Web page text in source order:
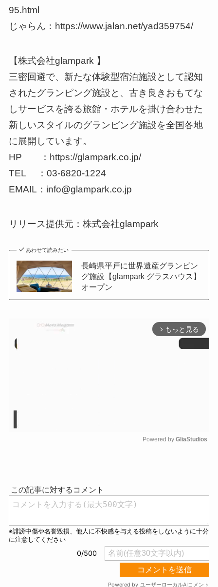
95.html
じゃらん：https://www.jalan.net/yad359754/
【株式会社glampark 】
三密回避で、新たな体験型宿泊施設として認知
されたグランピング施設と、古き良きおもてな
しサービスを誇る旅館・ホテルを掛け合わせた
新しいスタイルのグランピング施設を全国各地
に展開しています。
HP ：https://glampark.co.jp/
TEL ：03-6820-1224
EMAIL：info@glampark.co.jp​
リリース提供元：株式会社glampark
あわせて読みたい
長崎県平戸に世界遺産グランピン
グ施設【glampark グラスハウス】
オープン
arrow_forward_ios もっと見る
Powered by GliaStudios